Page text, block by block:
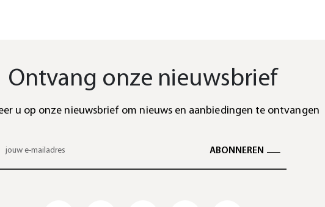
Ontvang onze nieuwsbrief
u op onze nieuwsbrief om nieuws en aanbiedingen te ontvangen
ABONNEREN